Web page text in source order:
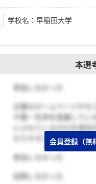
学校名 ： 早稲田大学
本選
参加しなかった
企業のホームページや
や第一生命を意識して
にされているのかを差
かりやすいので、別の要
参加しなかった
訪問しなかった
会員登録（無